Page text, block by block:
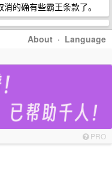
的确有些霸王条款了。
About · Language
PRO